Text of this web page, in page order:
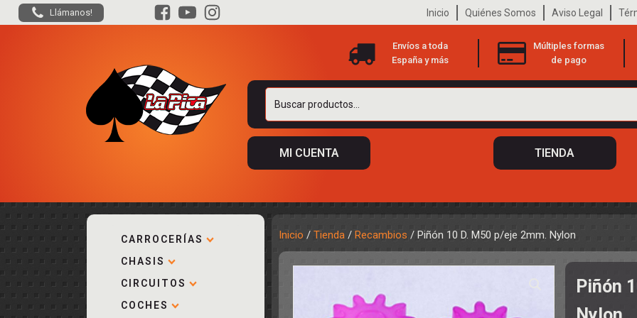
Llámanos! Inicio Quiénes Somos Aviso Legal
Envíos a toda
España y más
Múltiples formas
de pago
Buscar
MI CUENTA TIENDA
CARROCERÍAS
CHASIS
CIRCUITOS
COCHES
Inicio / Tienda / Recambios / Piñón 10 D. M50 p/eje 2mm. Nylon
Piñón